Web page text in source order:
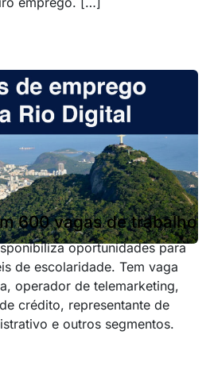
600 vagas de trabalho
oportunidades para
de escolaridade. Tem vaga
operador de telemarketing,
crédito, representante de
e outros segmentos.